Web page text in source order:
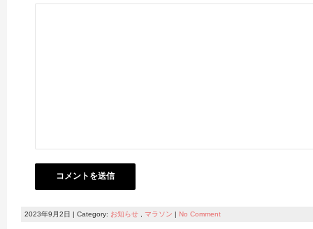
2023年9月2日 | Category: お知らせ マラソン | No Comment